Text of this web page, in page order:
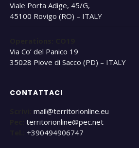
Viale Porta Adige, 45/G,
45100 Rovigo (RO) – ITALY
Via Co’ del Panico 19
35028 Piove di Sacco (PD) – ITALY
CONTATTACI
mail@territorionline.eu
territorionline@pec.net
+390494906747